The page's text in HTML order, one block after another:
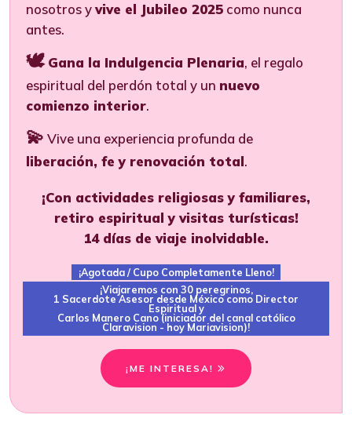
nosotros yvive el Jubileo 2025 como nunca
antes.
🕊️Gana la Indulgencia Plenaria, el regalo
espiritual del perdón total y un nuevo
comienzo interior.
💫 Vive una experiencia profunda de
liberación, fe y renovación total.
¡Con actividades religiosas y familiares,
retiro espiritual y visitas turísticas!
14 días de viaje inolvidable.
¡Agotada / Cupo Completamente Lleno!
¡Viajaremos con 30 peregrinos,
1 Sacerdote Asesor desde México como Director
Espiritual y
Carlos Manero Cano (iniciador del canal católico
Claravision - hoy Mariavision)!
¡ME INTERESA!